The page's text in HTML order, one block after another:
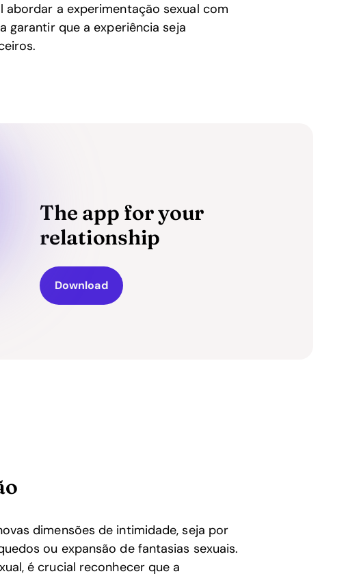
abordar a experimentação sexual com
garantir que a experiência seja
The app for your
relationship
Download
dimensões de intimidade, seja por
ou expansão de fantasias sexuais.
é crucial reconhecer que a